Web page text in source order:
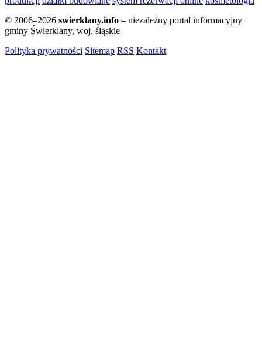
© 2006–2026 swierklany.info – niezależny portal informacyjny
gminy Świerklany, woj. śląskie
Polityka prywatności Sitemap RSS Kontakt